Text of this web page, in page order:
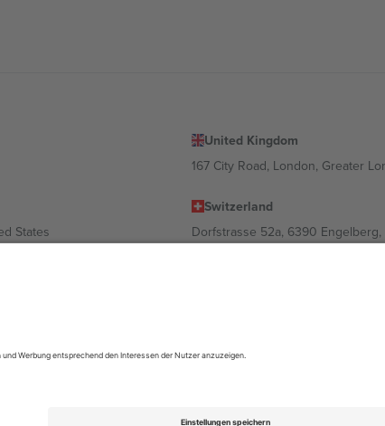
United Kingdom
167 City Road, London, Greater
States
Switzerland
Dorfstrasse 52a, 6390 Engelberg,
de México, CDMX, Mexico
© 2026 Ticombo. Alle Rechte vorbehalten.